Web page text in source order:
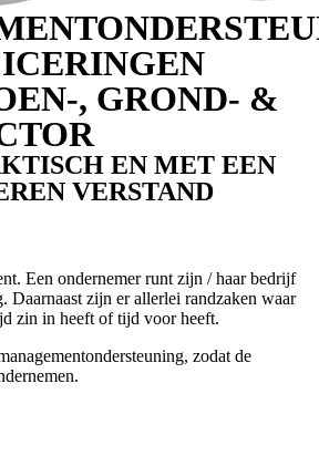
, GROND- &
EN MET EEN
VERSTAND
Een ondernemer runt zijn / haar bedrijf
Daarnaast zijn er allerlei randzaken waar
zin in heeft of tijd voor heeft.
zodat de